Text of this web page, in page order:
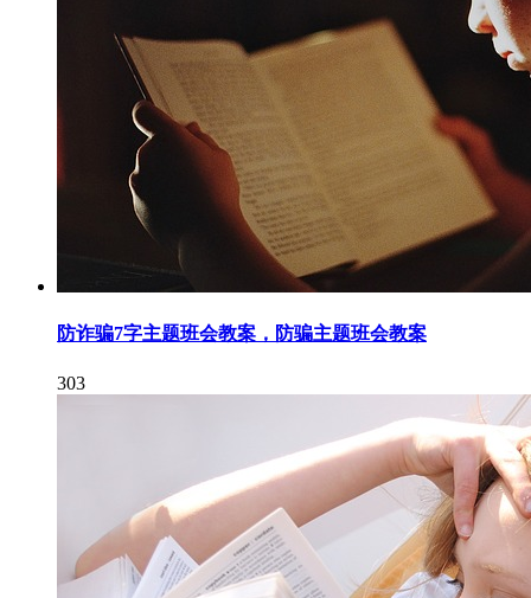
防诈骗7字主题班会教案，防骗主题班会教案
303